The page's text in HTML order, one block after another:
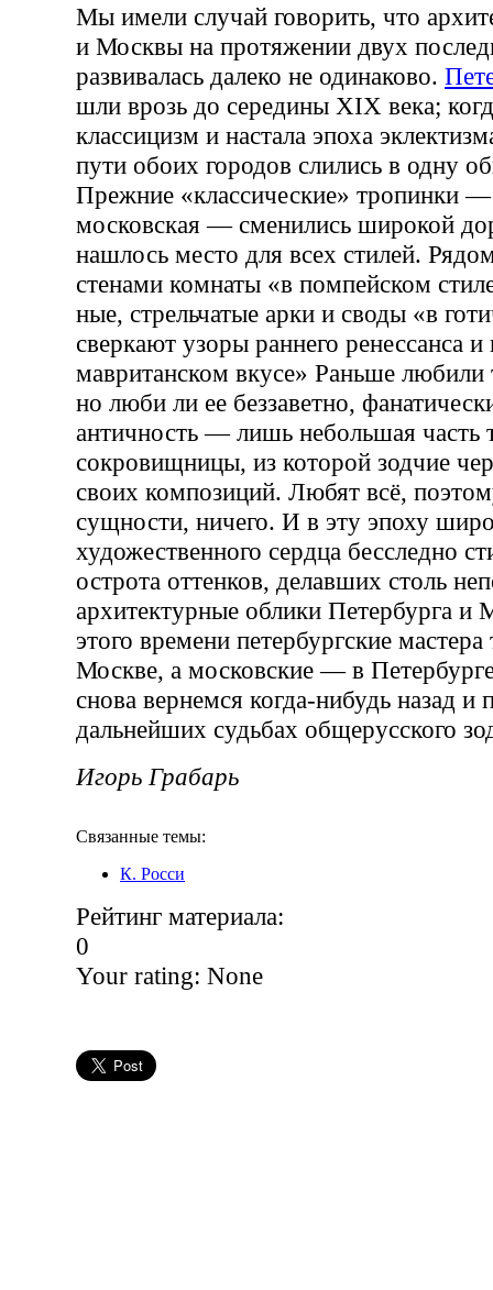
Мы имели случай говорить, что
и Москвы на протяжении двух
развивалась далеко не одинаково.
шли врозь до середины XIX века;
классицизм и настала эпоха
пути обоих городов слились в одну
Прежние «классические» тропинки —
московская — сменились широкой
нашлось место для всех стилей.
стенами комнаты «в помпейском
ные, стрельчатые арки и своды «в
сверкают узоры раннего ренессанса
мавританском вкусе» Раньше любили
но люби ли ее беззаветно,
античность — лишь небольшая часть
сокровищницы, из которой зодчие
своих композиций. Любят всё,
сущности, ничего. И в эту эпоху
художественного сердца бесследно
острота оттенков, делавших столь
архитектурные облики Петербурга и
этого времени петербургские
Москве, а московские — в
снова вернемся когда-нибудь назад и
дальнейших судьбах общерусского
Игорь Грабарь
Связанные темы:
К. Росси
Рейтинг материала:
0
Your rating: None